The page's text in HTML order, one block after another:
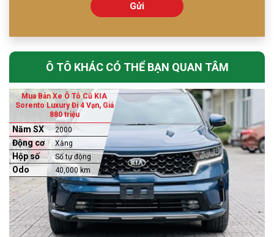
Gửi
Ô TÔ KHÁC CÓ THỂ BẠN QUAN TÂM
Mua Bán Xe Ô Tô Cũ KIA
Sorento Luxury Đi 4 Vạn, Giá
880 triệu
Năm SX 2000
Động cơ Xăng
Hộp số Số tự động
Odo 40,000 km